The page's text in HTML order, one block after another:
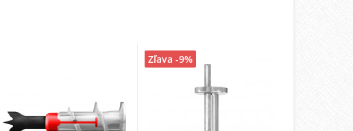
Zľava -9%